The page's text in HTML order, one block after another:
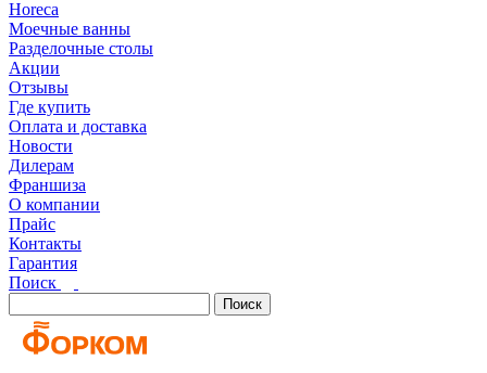
Horeca
Моечные ванны
Разделочные столы
Акции
Отзывы
Где купить
Оплата и доставка
Новости
Дилерам
Франшиза
О компании
Прайс
Контакты
Гарантия
Поиск
Поиск